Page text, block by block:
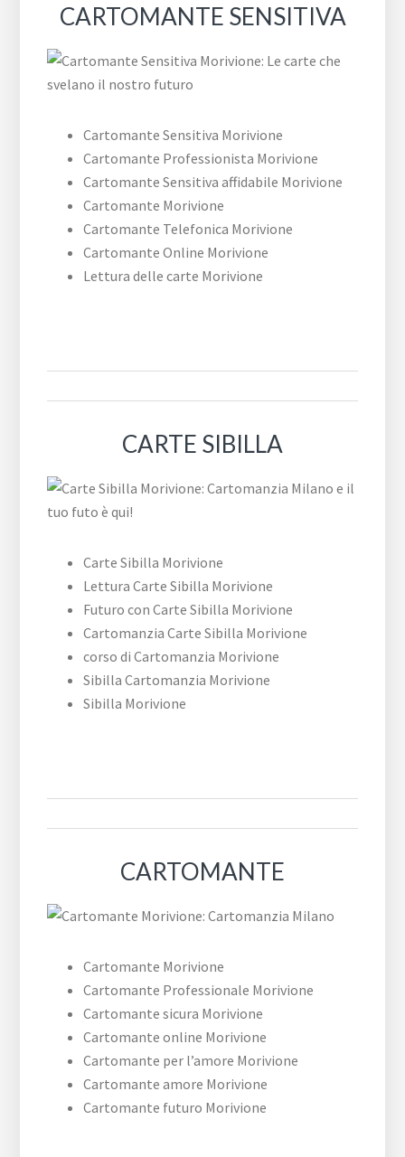
CARTOMANTE SENSITIVA
Cartomante Sensitiva Morivione
Cartomante Professionista Morivione
Cartomante Sensitiva affidabile Morivione
Cartomante Morivione
Cartomante Telefonica Morivione
Cartomante Online Morivione
Lettura delle carte Morivione
CARTE SIBILLA
Carte Sibilla Morivione
Lettura Carte Sibilla Morivione
Futuro con Carte Sibilla Morivione
Cartomanzia Carte Sibilla Morivione
corso di Cartomanzia Morivione
Sibilla Cartomanzia Morivione
Sibilla Morivione
CARTOMANTE
Cartomante Morivione
Cartomante Professionale Morivione
Cartomante sicura Morivione
Cartomante online Morivione
Cartomante per l’amore Morivione
Cartomante amore Morivione
Cartomante futuro Morivione